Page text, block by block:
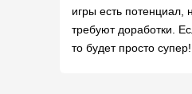
игры есть
требуют доработки.
то будет просто супер!